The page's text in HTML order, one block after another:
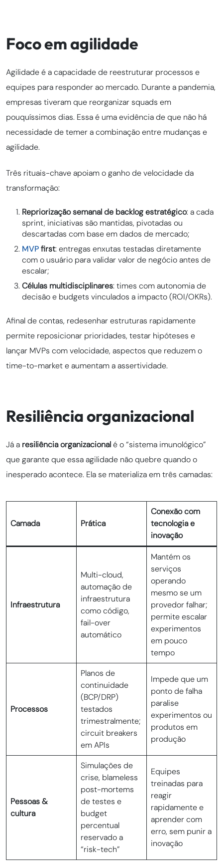
Foco em agilidade
Agilidade é a capacidade de reestruturar processos e
equipes para responder ao mercado. Durante a pandemia,
empresas tiveram que reorganizar squads em
pouquíssimos dias. Essa é uma evidência de que não há
necessidade de temer a combinação entre mudanças e
agilidade.
Três rituais-chave apoiam o ganho de velocidade da
transformação:
Repriorização semanal de backlog estratégico: a cada
sprint, iniciativas são mantidas, pivotadas ou
descartadas com base em dados de mercado;
MVPfirst: entregas enxutas testadas diretamente
com o usuário para validar valor de negócio antes de
escalar;
Células multidisciplinares: times com autonomia de
decisão e budgets vinculados a impacto (ROI/OKRs).
Afinal de contas, redesenhar estruturas rapidamente
permite reposicionar prioridades, testar hipóteses e
lançar MVPs com velocidade, aspectos que reduzem o
time-to-market e aumentam a assertividade.
Resiliência organizacional
Já a resiliência organizacionalé o “sistema imunológico”
que garante que essa agilidade não quebre quando o
inesperado acontece. Ela se materializa em três camadas:
Camada Prática
Conexão com
tecnologia e
inovação
Infraestrutura
Multi-cloud,
automação de
infraestrutura
como código,
fail-over
automático
Mantém os
serviços
operando
mesmo se um
provedor falhar;
permite escalar
experimentos
em pouco
tempo
Processos
Planos de
continuidade
(BCP/DRP)
testados
trimestralmente;
circuit breakers
em APIs
Impede que um
ponto de falha
paralise
experimentos ou
produtos em
produção
Pessoas &
cultura
Simulações de
crise, blameless
post-mortems
de testes e
budget
percentual
reservado a
“risk-tech”
Equipes
treinadas para
reagir
rapidamente e
aprender com
erro, sem punir a
inovação